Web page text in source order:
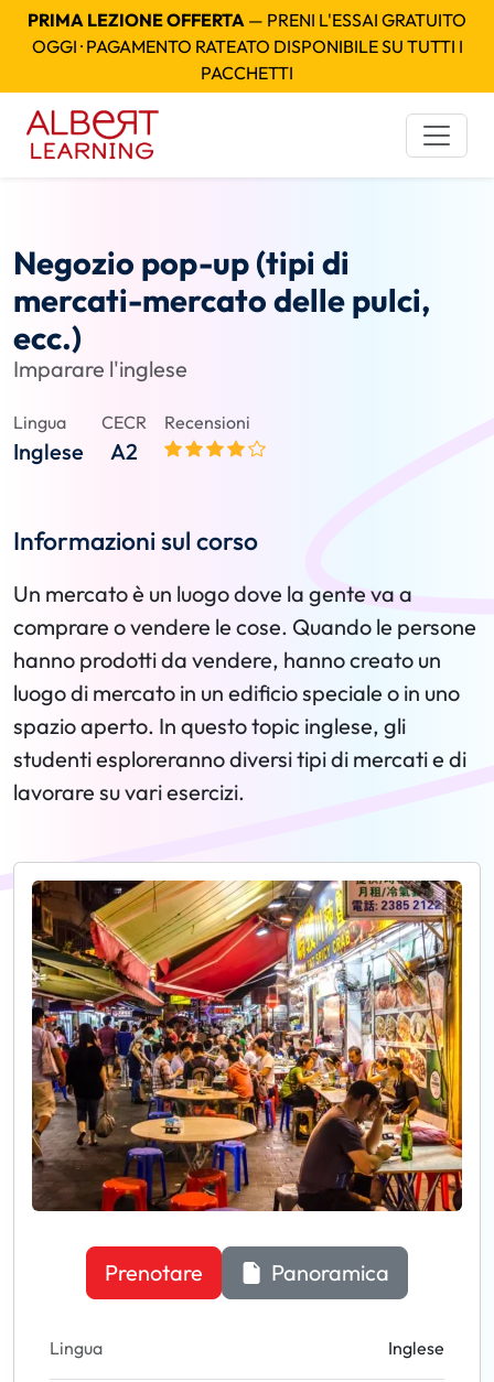
PRIMA LEZIONE OFFERTA — PRENI L'ESSAI GRATUITO
OGGI · PAGAMENTO RATEATO DISPONIBILE SU TUTTI I
PACCHETTI
Negozio pop-up (tipi di
mercati-mercato delle pulci,
ecc.)
Imparare l'inglese
Lingua
Inglese
CECR
A2
Recensioni
Informazioni sul corso
Un mercato è un luogo dove la gente va a
comprare o vendere le cose. Quando le persone
hanno prodotti da vendere, hanno creato un
luogo di mercato in un edificio speciale o in uno
spazio aperto. In questo topic inglese, gli
studenti esploreranno diversi tipi di mercati e di
lavorare su vari esercizi.
Prenotare Panoramica
Lingua Inglese